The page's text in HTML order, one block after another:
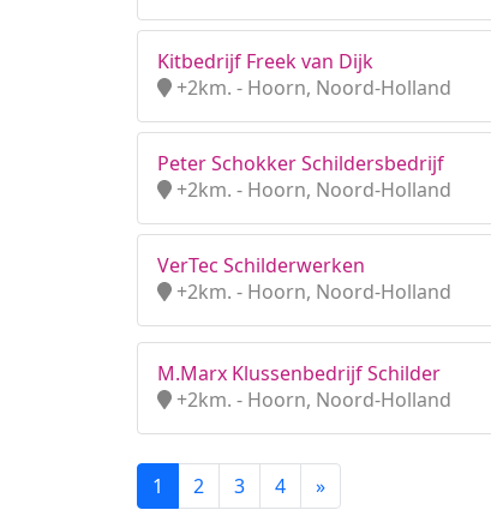
Kitbedrijf Freek van Dijk
+2km. - Hoorn, Noord-Holland
Peter Schokker Schildersbedrijf
+2km. - Hoorn, Noord-Holland
VerTec Schilderwerken
+2km. - Hoorn, Noord-Holland
M.Marx Klussenbedrijf Schilder
+2km. - Hoorn, Noord-Holland
1 2 3 4 »